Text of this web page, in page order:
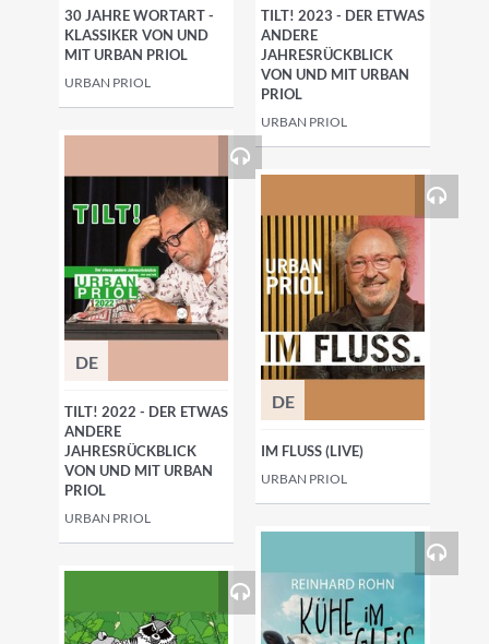
30 JAHRE WORTART -
KLASSIKER VON UND
MIT URBAN PRIOL
URBAN PRIOL
TILT! 2023 - DER ETWAS
ANDERE
JAHRESRÜCKBLICK
VON UND MIT URBAN
PRIOL
URBAN PRIOL
DE
TILT! 2022 - DER ETWAS
ANDERE
JAHRESRÜCKBLICK
VON UND MIT URBAN
PRIOL
URBAN PRIOL
DE
IM FLUSS (LIVE)
URBAN PRIOL